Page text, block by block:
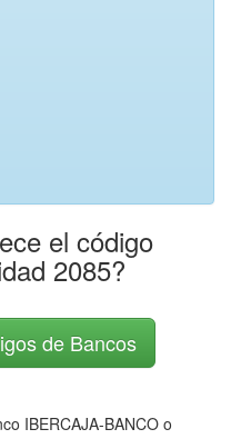
el código
2085?
de Bancos
IBERCAJA-BANCO o